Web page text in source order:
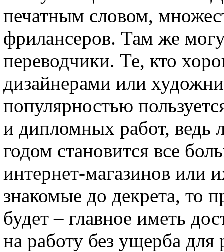
печатным словом,
фрилансеров. Там же
переводчики. Те, кто
дизайнерами или
популярностью
и дипломных работ, ведь
годом становится все
интернет-магазинов или
знакомые до декрета, то
будет – главное иметь
на работу без ущерба для